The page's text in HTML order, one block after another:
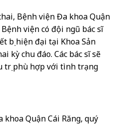
Bệnh viện Đa khoa Quận
viện có đội ngũ bác sĩ
bị hiện đại tại Khoa Sản
kỳ chu đáo. Các bác sĩ sẽ
trị phù hợp với tình trạng
Quận Cái Răng, quý